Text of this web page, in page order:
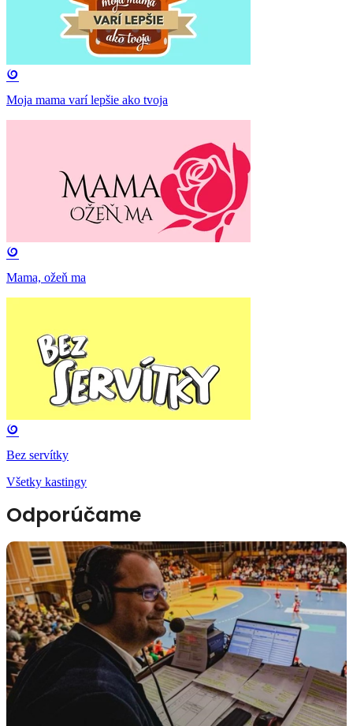
Moja mama varí lepšie ako tvoja
Mama, ožeň ma
Bez servítky
Všetky kastingy
Odporúčame